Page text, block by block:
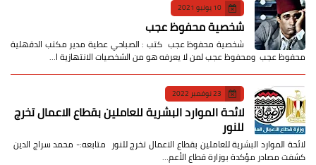
10 يونيو 2021
شخصية محفوظ عجب
شخصية محفوظ عجب كتب : الصباحي عطية مدير مكتب الدقهلية
محفوظ عجب ومحفوظ عجب لمن لا يعرفه هو من الشخصيات الانتهازية ا…
23 نوفمبر 2022
لائحة الموارد البشرية للعاملين بقطاع الاعمال تخرج
للنور
لائحة الموارد البشرية للعاملين بقطاع الاعمال تخرج للنور متابعه:- محمد سراج الدين
كشفت مصادر مؤكدة بوزارة قطاع الأعم…